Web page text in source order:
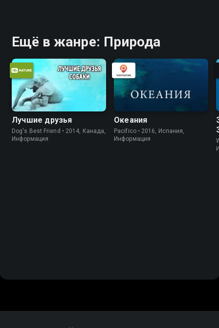
Ещё в жанре: Природа
Лучшие друзья
Dog's Best Friend • 2014, Канада,
Информация
Океания
Pacifico • 2016, Испания,
Информация